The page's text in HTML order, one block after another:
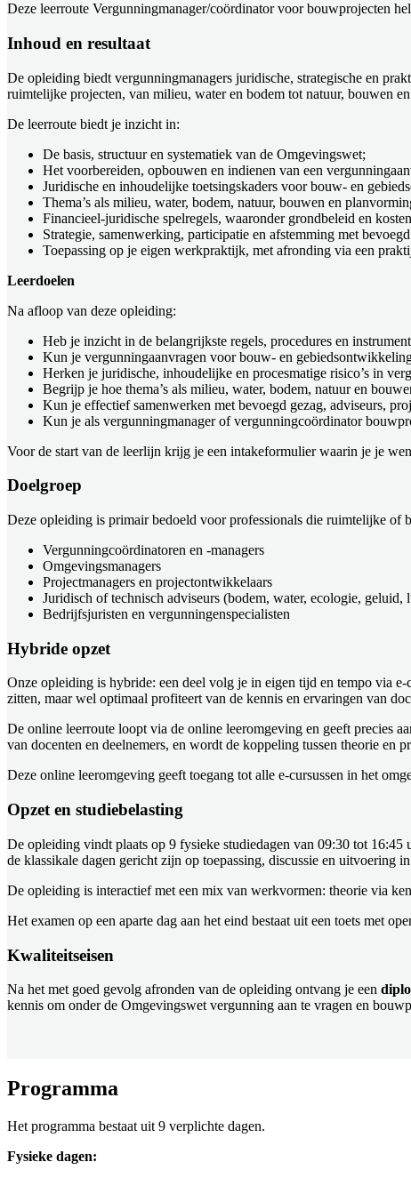
Deze leerroute Vergunningmanager/coördinator voor bouwprojecten
Inhoud en resultaat
De opleiding biedt vergunningmanagers juridische, strategische en
ruimtelijke projecten, van milieu, water en bodem tot natuur, bouwen
De leerroute biedt je inzicht in:
De basis, structuur en systematiek van de Omgevingswet;
Het voorbereiden, opbouwen en indienen van een
Juridische en inhoudelijke toetsingskaders voor bouw- en
Thema’s als milieu, water, bodem, natuur, bouwen en
Financieel-juridische spelregels, waaronder grondbeleid en
Strategie, samenwerking, participatie en afstemming met
Toepassing op je eigen werkpraktijk, met afronding via een
Leerdoelen
Na afloop van deze opleiding:
Heb je inzicht in de belangrijkste regels, procedures en
Kun je vergunningaanvragen voor bouw- en
Herken je juridische, inhoudelijke en procesmatige risico’s in
Begrijp je hoe thema’s als milieu, water, bodem, natuur en
Kun je effectief samenwerken met bevoegd gezag, adviseurs,
Kun je als vergunningmanager of vergunningcoördinator
Voor de start van de leerlijn krijg je een intakeformulier waarin je je
Doelgroep
Deze opleiding is primair bedoeld voor professionals die ruimtelijke of
Vergunningcoördinatoren en -managers
Omgevingsmanagers
Projectmanagers en projectontwikkelaars
Juridisch of technisch adviseurs (bodem, water, ecologie, geluid,
Bedrijfsjuristen en vergunningenspecialisten
Hybride opzet
Onze opleiding is hybride: een deel volg je in eigen tijd en tempo via e-
zitten, maar wel optimaal profiteert van de kennis en ervaringen van
De online leerroute loopt via de online leeromgeving en geeft precies
van docenten en deelnemers, en wordt de koppeling tussen theorie en
Deze online leeromgeving geeft toegang tot alle e-cursussen in het
Opzet en studiebelasting
De opleiding vindt plaats op 9 fysieke studiedagen van 09:30 tot 16:45
de klassikale dagen gericht zijn op toepassing, discussie en uitvoering
De opleiding is interactief met een mix van werkvormen: theorie via
Het examen op een aparte dag aan het eind bestaat uit een toets met
Kwaliteitseisen
Na het met goed gevolg afronden van de opleiding ontvang je een
kennis om onder de Omgevingswet vergunning aan te vragen en
Programma
Het programma bestaat uit 9 verplichte dagen.
Fysieke dagen: